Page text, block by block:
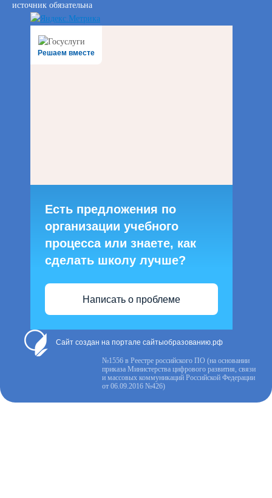
источник обязательна
Решаем вместе
Есть предложения по
организации учебного
процесса или знаете, как
сделать школу лучше?
Написать о проблеме
Сайт создан на портале сайтыобразованию.рф
№1556 в Реестре российского ПО (на основании
приказа Министерства цифрового развития, связи
и массовых коммуникаций Российской Федерации
от 06.09.2016 №426)